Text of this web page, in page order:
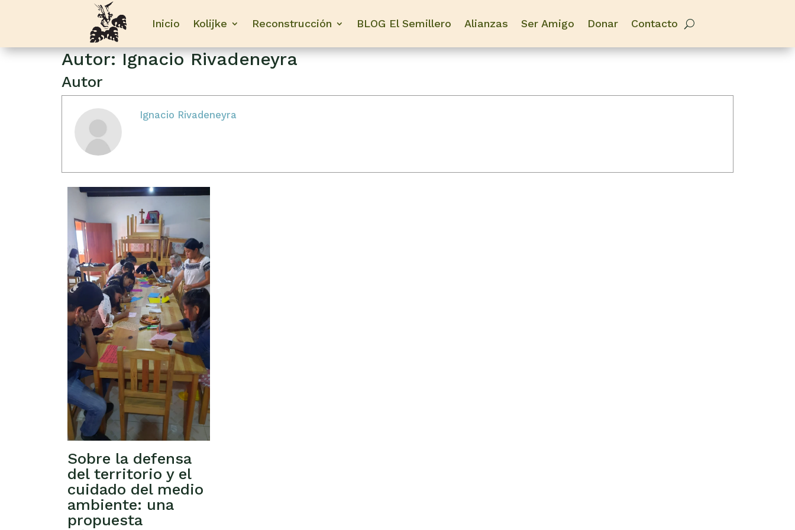
Inicio Kolijke Reconstrucción BLOG El Semillero Alianzas Ser Amigo Donar Contacto
Autor:Ignacio Rivadeneyra
Autor
Ignacio Rivadeneyra
Sobre la defensa
del territorio y el
cuidado del medio
ambiente: una
propuesta